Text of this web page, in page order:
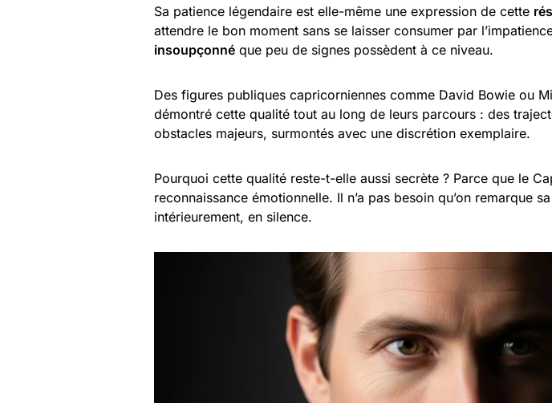
Sa patience légendaire est elle-même une expression de cette
attendre le bon moment sans se laisser consumer par
insoupçonné que peu de signes possèdent à ce niveau.
Des figures publiques capricorniennes comme David Bowie ou
démontré cette qualité tout au long de leurs parcours : des
obstacles majeurs, surmontés avec une discrétion exemplaire.
Pourquoi cette qualité reste-t-elle aussi secrète ? Parce que le
reconnaissance émotionnelle. Il n’a pas besoin qu’on remarque
intérieurement, en silence.